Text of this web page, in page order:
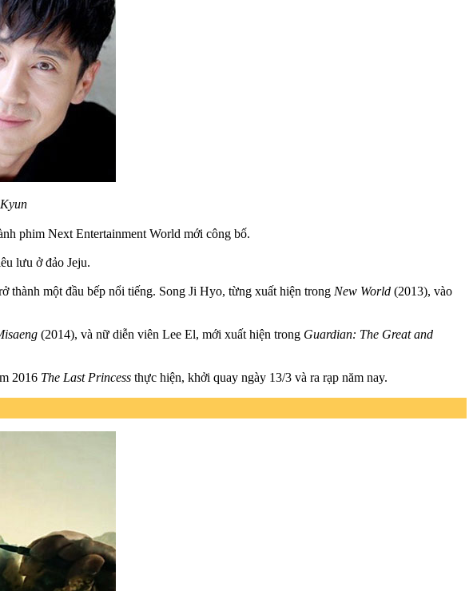
phim Next Entertainment World mới công bố.
lưu ở đảo Jeju.
thành một đầu bếp nổi tiếng. Song Ji Hyo, từng xuất hiện trong New World (2013), vào
(2014), và nữ diễn viên Lee El, mới xuất hiện trong Guardian: The Great and
2016 The Last Princess thực hiện, khởi quay ngày 13/3 và ra rạp năm nay.